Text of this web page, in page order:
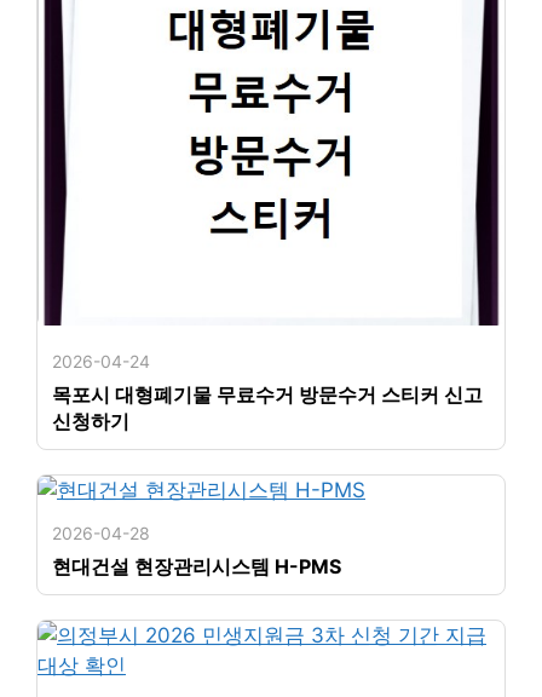
2026-04-24
목포시 대형폐기물 무료수거 방문수거 스티커 신고
신청하기
2026-04-28
현대건설 현장관리시스템 H-PMS